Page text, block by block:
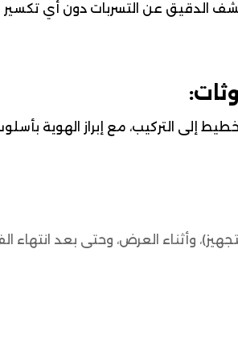
الدقيق عن التسربات دون أي تكسير
إلى التركيب، مع إبراز الهوية
وأثناء العرض، وحتى بعد انتهاء